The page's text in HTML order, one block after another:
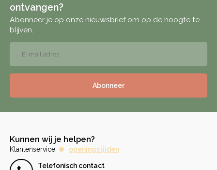
ontvangen?
Abonneer je op onze nieuwsbrief om op de hoogte te
blijven.
Abonneer
Kunnen wij je helpen?
Klantenservice: openingstijden
Telefonisch contact